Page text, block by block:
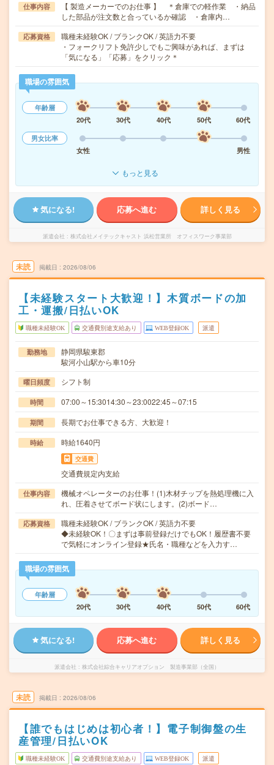
仕事内容
【 製造メーカーでのお仕事 】 ＊倉庫での軽作業 ・納品
した部品が注文数と合っているか確認 ・倉庫内…
応募資格
職種未経験OK / ブランクOK / 英語力不要
・フォークリフト免許少しでもご興味があれば、まずは
「気になる」「応募」をクリック＊
職場の雰囲気
年齢層
20代
30代 40代 50代
60代
男女比率
女性
男性
もっと見る
気になる! 応募へ進む 詳しく見る
派遣会社 株式会社メイテックキャスト 浜松営業所 オフィスワーク事業部
未読 掲載日 2026/08/06
【未経験スタート大歓迎！】木質ボードの加
工・運搬/日払いOK
職種未経験OK 交通費別途支給あり WEB登録OK 派遣
勤務地
静岡県駿東郡
駿河小山駅から車10分
曜日頻度 シフト制
時間 07:00～15:3014:30～23:0022:45～07:15
期間 長期でお仕事できる方、大歓迎！
時給 時給1640円
交通費
交通費規定内支給
仕事内容
機械オペレーターのお仕事！(1)木材チップを熱処理機に入
れ、圧着させてボード状にします。(2)ボード…
応募資格
職種未経験OK / ブランクOK / 英語力不要
◆未経験OK！〇まずは事前登録だけでもOK！履歴書不要
で気軽にオンライン登録★氏名・職種などを入力す…
職場の雰囲気
年齢層
20代
30代 40代 50代 60代
気になる! 応募へ進む 詳しく見る
派遣会社 株式会社綜合キャリアオプション 製造事業部（全国）
未読 掲載日 2026/08/06
【誰でもはじめは初心者！】電子制御盤の生
産管理/日払いOK
職種未経験OK 交通費別途支給あり WEB登録OK 派遣